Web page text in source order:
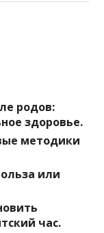
родов:
здоровье.
методики
или
час.